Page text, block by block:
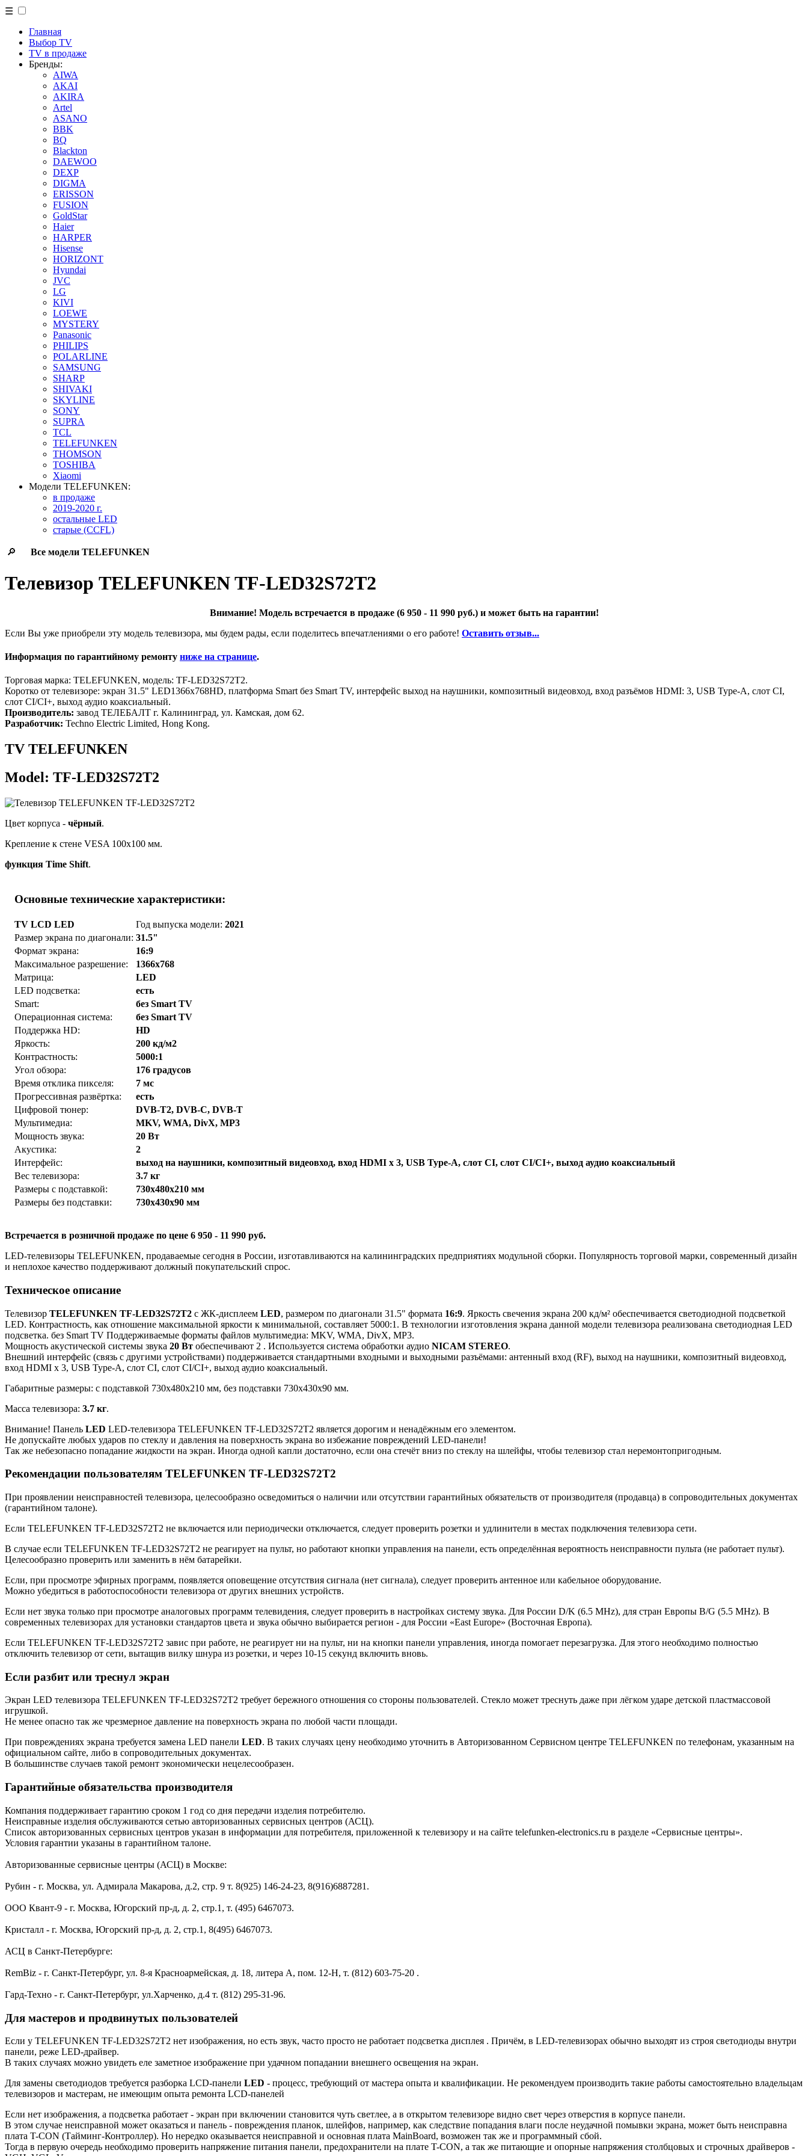
☰
Главная
Выбор TV
TV в продаже
Бренды:
AIWA
AKAI
AKIRA
Artel
ASANO
BBK
BQ
Blackton
DAEWOO
DEXP
DIGMA
ERISSON
FUSION
GoldStar
Haier
HARPER
Hisense
HORIZONT
Hyundai
JVC
LG
KIVI
LOEWE
MYSTERY
Panasonic
PHILIPS
POLARLINE
SAMSUNG
SHARP
SHIVAKI
SKYLINE
SONY
SUPRA
TCL
TELEFUNKEN
THOMSON
TOSHIBA
Xiaomi
Модели TELEFUNKEN:
в продаже
2019-2020 г.
остальные LED
старые (CCFL)
🔎 Все модели TELEFUNKEN
Телевизор TELEFUNKEN TF-LED32S72T2
Внимание! Модель встречается в продаже (6 950 - 11 990 руб.) и может быть на гарантии!
Если Вы уже приобрели эту модель телевизора, мы будем рады, если поделитесь впечатлениями о его работе! Оставить отзыв...
Информация по гарантийному ремонту ниже на странице.
Торговая марка: TELEFUNKEN, модель: TF-LED32S72T2.
Коротко от телевизоре: экран 31.5" LED1366x768HD, платформа Smart без Smart TV, интерфейс выход на наушники, композитный видеовход, вход разъёмов HDMI: 3, USB Type-A, слот CI,
слот CI/CI+, выход аудио коаксиальный.
Производитель: завод ТЕЛЕБАЛТ г. Калининград, ул. Камская, дом 62.
Разработчик: Techno Electric Limited, Hong Kong.
TV TELEFUNKEN
Model: TF-LED32S72T2
Цвет корпуса - чёрный.
Крепление к стене VESA 100x100 мм.
функция Time Shift.
Основные технические характеристики:
TV LCD LED Год выпуска модели:2021
Размер экрана по диагонали: 31.5"
Формат экрана:
16:9
Максимальное разрешение:
1366x768
Матрица:
LED
LED подсветка:
есть
Smart:
без Smart TV
Операционная система:
без Smart TV
Поддержка HD:
HD
Яркость:
200 кд/м2
Контрастность:
5000:1
Угол обзора:
176 градусов
Время отклика пикселя:
7 мс
Прогрессивная развёртка:
есть
Цифровой тюнер:
DVB-T2, DVB-C, DVB-T
Мультимедиа:
MKV, WMA, DivX, MP3
Мощность звука:
20 Вт
Акустика:
2
Интерфейс:
выход на наушники, композитный видеовход, вход HDMI x 3, USB Type-A, слот CI, слот CI/CI+, выход аудио коаксиальный
Вес телевизора:
3.7 кг
Размеры с подставкой:
730x480x210 мм
Размеры без подставки:
730x430x90 мм
Встречается в розничной продаже по цене 6 950 - 11 990 руб.
LED-телевизоры TELEFUNKEN, продаваемые сегодня в России, изготавливаются на калининградских предприятиях модульной сборки. Популярность торговой марки, современный дизайн
и неплохое качество поддерживают должный покупательский спрос.
Техническое описание
Телевизор TELEFUNKEN TF-LED32S72T2 с ЖК-дисплеем LED, размером по диагонали 31.5" формата 16:9. Яркость свечения экрана 200 кд/м² обеспечивается светодиодной подсветкой
LED. Контрастность, как отношение максимальной яркости к минимальной, составляет 5000:1. В технологии изготовления экрана данной модели телевизора реализована светодиодная LED
подсветка. без Smart TV Поддерживаемые форматы файлов мультимедиа: MKV, WMA, DivX, MP3.
Мощность акустической системы звука 20 Вт обеспечивают 2 . Используется система обработки аудио NICAM STEREO.
Внешний интерфейс (связь с другими устройствами) поддерживается стандартными входными и выходными разъёмами: антенный вход (RF), выход на наушники, композитный видеовход,
вход HDMI x 3, USB Type-A, слот CI, слот CI/CI+, выход аудио коаксиальный.
Габаритные размеры: с подставкой 730x480x210 мм, без подставки 730x430x90 мм.
Масса телевизора: 3.7 кг.
Внимание! Панель LED LED-телевизора TELEFUNKEN TF-LED32S72T2 является дорогим и ненадёжным его элементом.
Не допускайте любых ударов по стеклу и давления на поверхность экрана во избежание повреждений LED-панели!
Так же небезопасно попадание жидкости на экран. Иногда одной капли достаточно, если она стечёт вниз по стеклу на шлейфы, чтобы телевизор стал неремонтопригодным.
Рекомендации пользователям TELEFUNKEN TF-LED32S72T2
При проявлении неисправностей телевизора, целесообразно осведомиться о наличии или отсутствии гарантийных обязательств от производителя (продавца) в сопроводительных документах
(гарантийном талоне).
Если TELEFUNKEN TF-LED32S72T2 не включается или периодически отключается, следует проверить розетки и удлинители в местах подключения телевизора сети.
В случае если TELEFUNKEN TF-LED32S72T2 не реагирует на пульт, но работают кнопки управления на панели, есть определённая вероятность неисправности пульта (не работает пульт).
Целесообразно проверить или заменить в нём батарейки.
Если, при просмотре эфирных программ, появляется оповещение отсутствия сигнала (нет сигнала), следует проверить антенное или кабельное оборудование.
Можно убедиться в работоспособности телевизора от других внешних устройств.
Если нет звука только при просмотре аналоговых программ телевидения, следует проверить в настройках систему звука. Для России D/K (6.5 MHz), для стран Европы B/G (5.5 MHz). В
современных телевизорах для установки стандартов цвета и звука обычно выбирается регион - для России «East Europe» (Восточная Европа).
Если TELEFUNKEN TF-LED32S72T2 завис при работе, не реагирует ни на пульт, ни на кнопки панели управления, иногда помогает перезагрузка. Для этого необходимо полностью
отключить телевизор от сети, вытащив вилку шнура из розетки, и через 10-15 секунд включить вновь.
Если разбит или треснул экран
Экран LED телевизора TELEFUNKEN TF-LED32S72T2 требует бережного отношения со стороны пользователей. Стекло может треснуть даже при лёгком ударе детской пластмассовой
игрушкой.
Не менее опасно так же чрезмерное давление на поверхность экрана по любой части площади.
При повреждениях экрана требуется замена LED панели LED. В таких случаях цену необходимо уточнить в Авторизованном Сервисном центре TELEFUNKEN по телефонам, указанным на
официальном сайте, либо в сопроводительных документах.
В большинстве случаев такой ремонт экономически нецелесообразен.
Гарантийные обязательства производителя
Компания поддерживает гарантию сроком 1 год со дня передачи изделия потребителю.
Неисправные изделия обслуживаются сетью авторизованных сервисных центров (АСЦ).
Список авторизованных сервисных центров указан в информации для потребителя, приложенной к телевизору и на сайте telefunken-electronics.ru в разделе «Сервисные центры».
Условия гарантии указаны в гарантийном талоне.
Авторизованные сервисные центры (АСЦ) в Москве:
Рубин - г. Москва, ул. Адмирала Макарова, д.2, стр. 9 т. 8(925) 146-24-23, 8(916)6887281.
ООО Квант-9 - г. Москва, Югорский пр-д, д. 2, стр.1, т. (495) 6467073.
Кристалл - г. Москва, Югорский пр-д, д. 2, стр.1, 8(495) 6467073.
АСЦ в Санкт-Петербурге:
RemBiz - г. Санкт-Петербург, ул. 8-я Красноармейская, д. 18, литера А, пом. 12-Н, т. (812) 603-75-20 .
Гард-Техно - г. Санкт-Петербург, ул.Харченко, д.4 т. (812) 295-31-96.
Для мастеров и продвинутых пользователей
Если у TELEFUNKEN TF-LED32S72T2 нет изображения, но есть звук, часто просто не работает подсветка дисплея . Причём, в LED-телевизорах обычно выходят из строя светодиоды внутри
панели, реже LED-драйвер.
В таких случаях можно увидеть еле заметное изображение при удачном попадании внешнего освещения на экран.
Для замены светодиодов требуется разборка LCD-панели LED - процесс, требующий от мастера опыта и квалификации. Не рекомендуем производить такие работы самостоятельно владельцам
телевизоров и мастерам, не имеющим опыта ремонта LCD-панелей
Если нет изображения, а подсветка работает - экран при включении становится чуть светлее, а в открытом телевизоре видно свет через отверстия в корпусе панели.
В этом случае неисправной может оказаться и панель - повреждения планок, шлейфов, например, как следствие попадания влаги после неудачной помывки экрана, может быть неисправна
плата T-CON (Тайминг-Контроллер). Но нередко оказывается неисправной и основная плата MainBoard, возможен так же и программный сбой.
Тогда в первую очередь необходимо проверить напряжение питания панели, предохранители на плате T-CON, а так же питающие и опорные напряжения столбцовых и строчных драйверов -